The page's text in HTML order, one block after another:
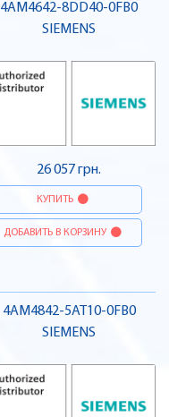
4AM4642-8DD40-0FB0
SIEMENS
26 057 грн.
КУПИТЬ
ДОБАВИТЬ В КОРЗИНУ
4AM4842-5AT10-0FB0
SIEMENS